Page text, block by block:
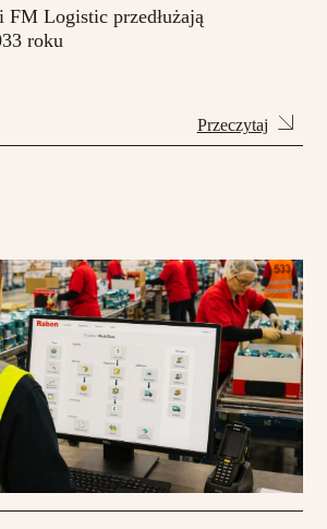
Logistic przedłużają
roku
Przeczytaj